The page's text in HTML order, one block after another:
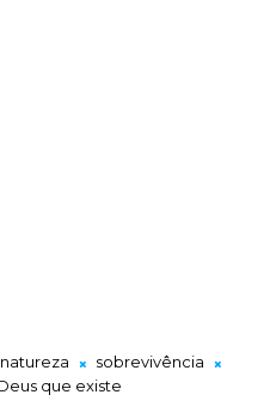
natureza
sobrevivência
que existe